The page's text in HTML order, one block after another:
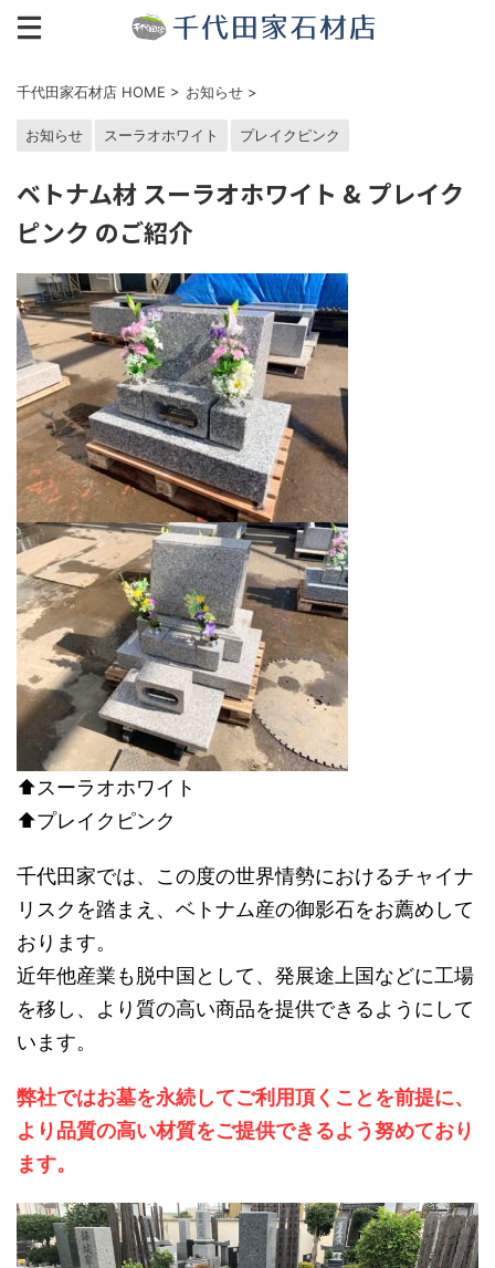
千代田家石材店 HOME > お知らせ >
お知らせ スーラオホワイト プレイクピンク
ベトナム材 スーラオホワイト & プレイク
ピンク のご紹介
⬆︎スーラオホワイト
⬆︎プレイクピンク
千代田家では、この度の世界情勢におけるチャイナ
リスクを踏まえ、ベトナム産の御影石をお薦めして
おります。
近年他産業も脱中国として、発展途上国などに工場
を移し、より質の高い商品を提供できるようにして
います。
弊社ではお墓を永続してご利用頂くことを前提に、
より品質の高い材質をご提供できるよう努めており
ます。